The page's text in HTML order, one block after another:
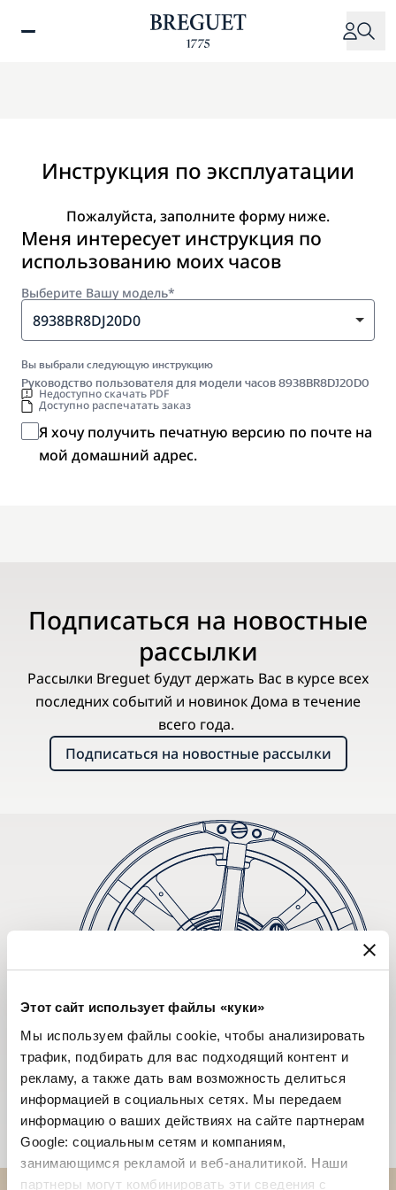
Этот сайт использует файлы «куки»
Мы используем файлы cookie, чтобы анализировать
трафик, подбирать для вас подходящий контент и
рекламу, а также дать вам возможность делиться
информацией в социальных сетях. Мы передаем
информацию о ваших действиях на сайте партнерам
Google: социальным сетям и компаниям,
занимающимся рекламой и веб-аналитикой. Наши
партнеры могут комбинировать эти сведения с
Инструкция по эксплуатации
Пожалуйста, заполните форму ниже.
Меня интересует инструкция по
использованию моих часов
Выберите Вашу модель*
8938BR8DJ20D0
Вы выбрали следующую инструкцию
Руководство пользователя для модели часов 8938BR8DJ20D0
Недоступно скачать PDF
Доступно распечатать заказ
Я хочу получить печатную версию по почте на
мой домашний адрес.
Подписаться на новостные
рассылки
Рассылки Breguet будут держать Вас в курсе всех
последних событий и новинок Дома в течение
всего года.
Подписаться на новостные рассылки